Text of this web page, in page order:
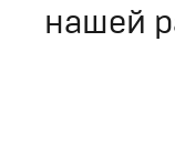
нашей